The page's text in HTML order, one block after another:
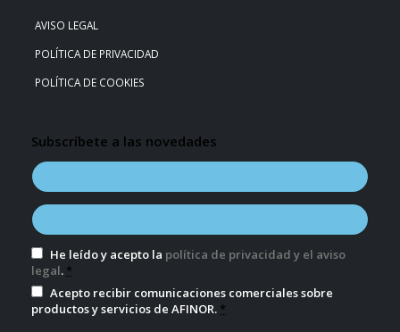
AVISO LEGAL
POLÍTICA DE PRIVACIDAD
POLÍTICA DE COOKIES
Subscríbete a las novedades
He leído y acepto la política de privacidad y el aviso
legal. *
Acepto recibir comunicaciones comerciales sobre
productos y servicios de AFINOR. *